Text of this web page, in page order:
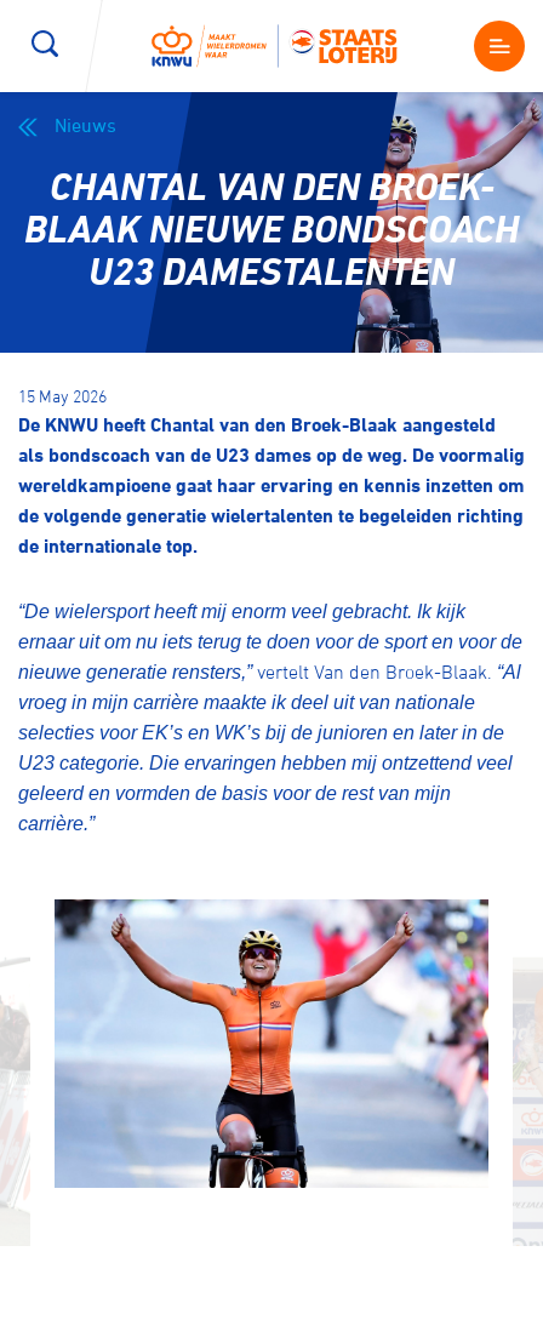
Kenniscentrum
Magazine
Shop
Producten en diensten
Contact
Over ons
Nieuws
CHANTAL VAN DEN BROEK-
BLAAK NIEUWE BONDSCOACH
U23 DAMESTALENTEN
15 May 2026
De KNWU heeft Chantal van den Broek-Blaak aangesteld
als bondscoach van de U23 dames op de weg. De voormalig
wereldkampioene gaat haar ervaring en kennis inzetten om
de volgende generatie wielertalenten te begeleiden richting
de internationale top.
“De wielersport heeft mij enorm veel gebracht. Ik kijk
ernaar uit om nu iets terug te doen voor de sport en voor de
nieuwe generatie rensters,”vertelt Van den Broek-Blaak. “Al
vroeg in mijn carrière maakte ik deel uit van nationale
selecties voor EK’s en WK’s bij de junioren en later in de
U23 categorie. Die ervaringen hebben mij ontzettend veel
geleerd en vormden de basis voor de rest van mijn
carrière.”
Wegwielrennen Mountainbiken
E-Racing
Kunstwielrijden ID-Cycling
BMX freestyle Gravel
Veldrijden Biketrial
Pumptrack Fixed gear